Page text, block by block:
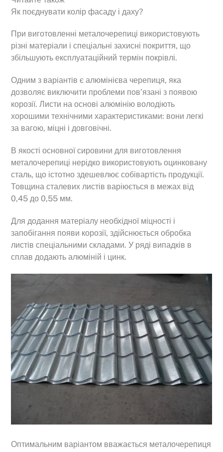
Як поєднувати колір фасаду і даху?
При виготовленні металочерепиці використовують
різні матеріали і спеціальні захисні покриття, що
збільшують експлуатаційний термін покрівлі.
Одним з варіантів є алюмінієва черепиця, яка
дозволяє виключити проблеми пов’язані з появою
корозії. Листи на основі алюмінію володіють
хорошими технічними характеристиками: вони легкі
за вагою, міцні і довговічні.
В якості основної сировини для виготовлення
металочерепиці нерідко використовують оцинковану
сталь, що істотно здешевлює собівартість продукції.
Товщина сталевих листів варіюється в межах від
0,45 до 0,55 мм.
Для додання матеріалу необхідної міцності і
запобігання появи корозії, здійснюється обробка
листів спеціальними складами. У ряді випадків в
сплав додають алюміній і цинк.
Оптимальним варіантом вважається металочерепиця